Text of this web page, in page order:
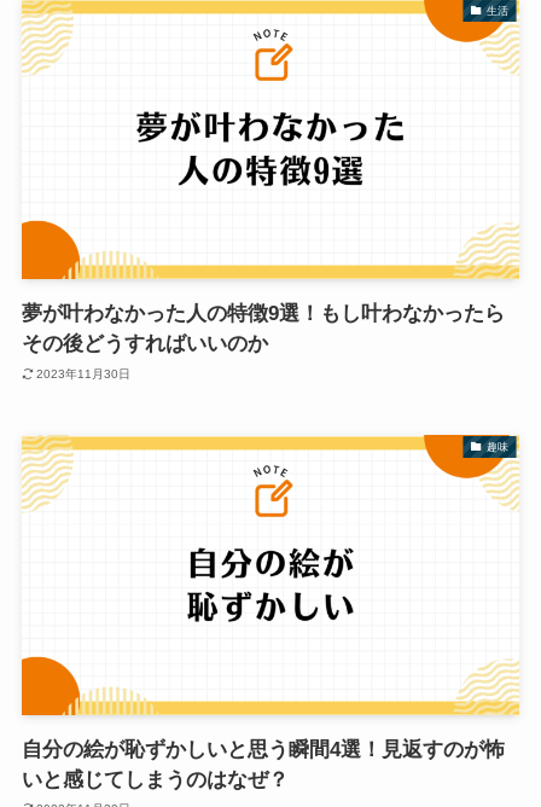
生活
夢が叶わなかった人の特徴9選！もし叶わなかったら
その後どうすればいいのか
2023年11月30日
趣味
自分の絵が恥ずかしいと思う瞬間4選！見返すのが怖
いと感じてしまうのはなぜ？